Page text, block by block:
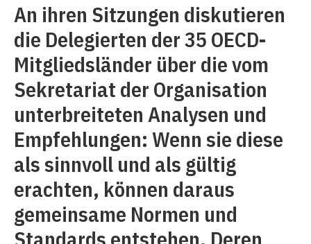
An ihren Sitzungen diskutieren
die Delegierten der 35 OECD-
Mitgliedsländer über die vom
Sekretariat der Organisation
unterbreiteten Analysen und
Empfehlungen: Wenn sie diese
als sinnvoll und als gültig
erachten, können daraus
gemeinsame Normen und